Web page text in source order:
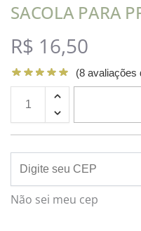
SACOLA PARA
R$ 16,50
(8 avaliações
Não sei meu cep